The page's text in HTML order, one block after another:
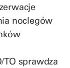
noclegów
TO sprawdza